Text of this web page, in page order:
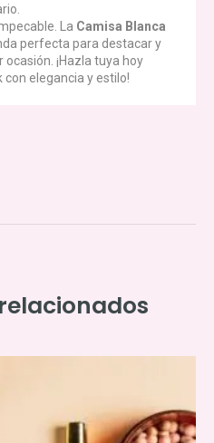
La Camisa Blanca
perfecta para destacar y
¡Hazla tuya hoy
elegancia y estilo!